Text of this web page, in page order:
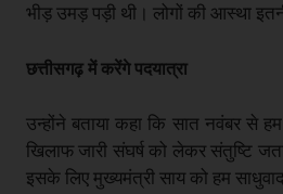
भीड़ उमड़ पड़ी थी। लोगों की आस्था
छत्तीसगढ़ में करेंगे पदयात्रा
उन्होंने बताया कहा कि सात नवंबर से
खिलाफ जारी संघर्ष को लेकर संतुष्टि
इसके लिए मुख्यमंत्री साय को हम